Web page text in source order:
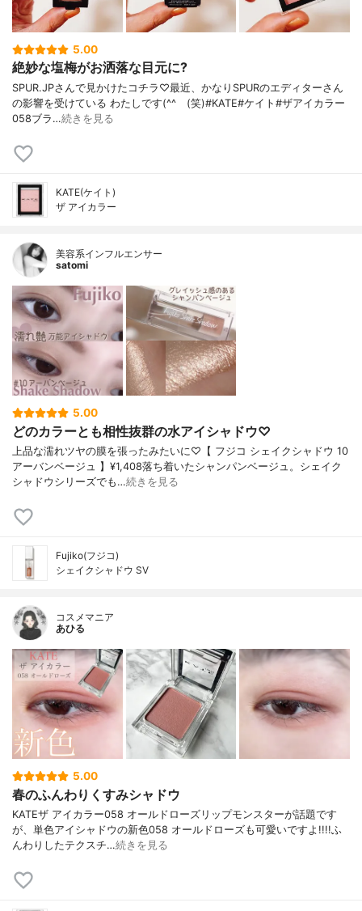
5.00
絶妙な塩梅がお洒落な目元に?
SPUR.JPさんで見かけたコチラ♡最近、かなりSPURのエディターさん
の影響を受けている わたしです(^^ゞ(笑)#KATE#ケイト#ザアイカラー
058ブラ…続きを見る
KATE(ケイト)
ザ アイカラー
美容系インフルエンサー
satomi
5.00
どのカラーとも相性抜群の水アイシャドウ♡
上品な濡れツヤの膜を張ったみたいに♡【 フジコ シェイクシャドウ 10
アーバンベージュ 】¥1,408落ち着いたシャンパンベージュ。シェイク
シャドウシリーズでも…続きを見る
Fujiko(フジコ)
シェイクシャドウ SV
コスメマニア
あひる
5.00
春のふんわりくすみシャドウ
KATEザ アイカラー058 オールドローズリップモンスターが話題です
が、単色アイシャドウの新色058 オールドローズも可愛いですよ!!!!ふ
んわりしたテクスチ…続きを見る